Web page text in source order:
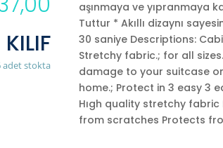
andaki
fiyat:
₺537,00.
adet stokta
aşınmaya ve yıpranmaya
Tuttur * Akıllı dizaynı
30 saniye Descriptions:
Stretchy fabric.; for all
damage to your suitcase
home.; Protect in 3 easy 3
Hıgh quality stretchy
from scratches Protects